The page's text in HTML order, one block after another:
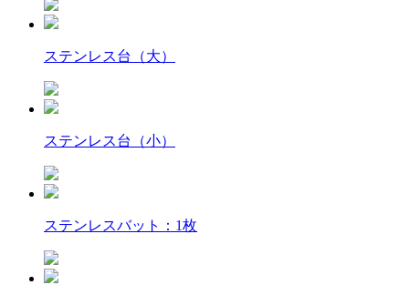
ステンレス台（大）
ステンレス台（小）
ステンレスバット：1枚